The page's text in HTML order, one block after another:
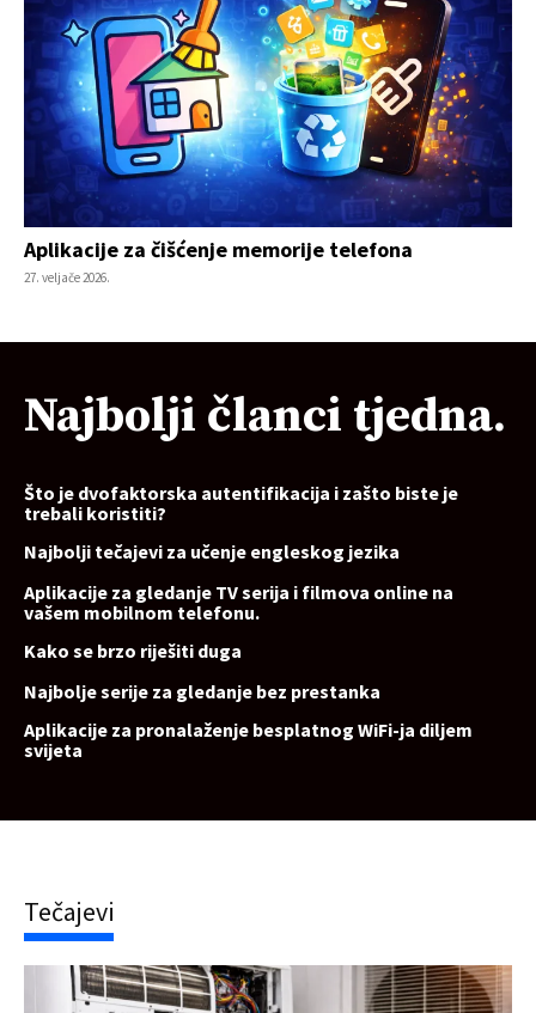
Aplikacije za čišćenje memorije telefona
27. veljače 2026.
Najbolji članci tjedna.
Što je dvofaktorska autentifikacija i zašto biste je
trebali koristiti?
Najbolji tečajevi za učenje engleskog jezika
Aplikacije za gledanje TV serija i filmova online na
vašem mobilnom telefonu.
Kako se brzo riješiti duga
Najbolje serije za gledanje bez prestanka
Aplikacije za pronalaženje besplatnog WiFi-ja diljem
svijeta
Tečajevi